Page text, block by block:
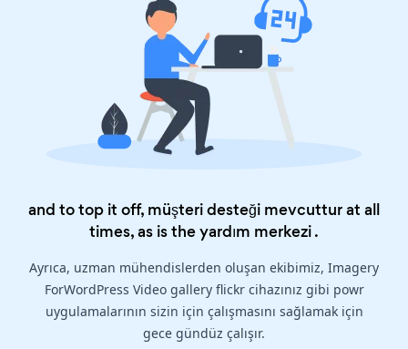
and to top it off, müşteri desteği mevcuttur at all
times, as is theyardım merkezi.
Ayrıca, uzman mühendislerden oluşan ekibimiz, Imagery
ForWordPress Video gallery flickr cihazınız gibi powr
uygulamalarının sizin için çalışmasını sağlamak için
gece gündüz çalışır.